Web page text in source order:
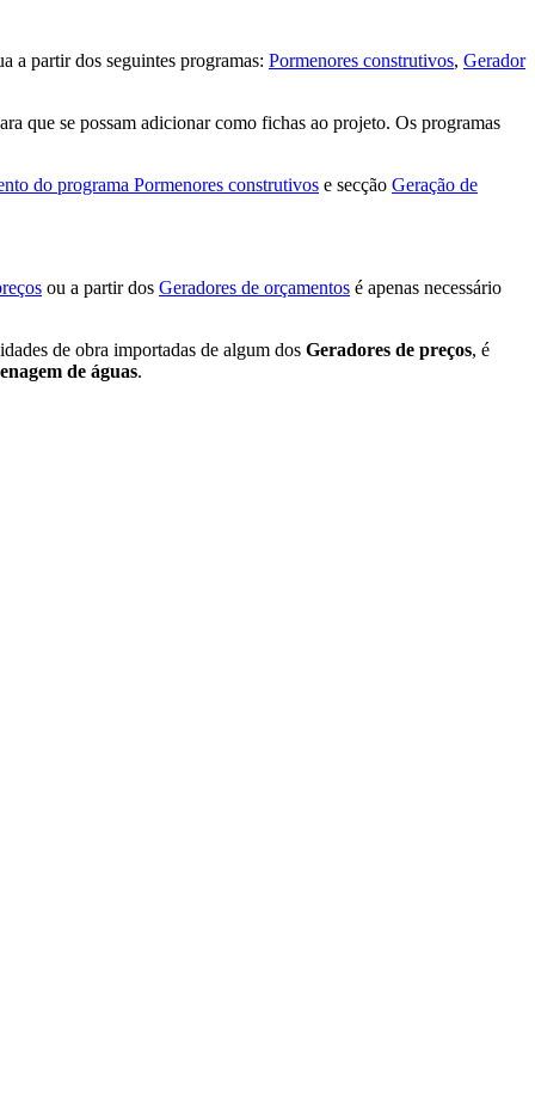
a partir dos seguintes programas: Pormenores construtivos, Gerador
que se possam adicionar como fichas ao projeto. Os programas
do programa Pormenores construtivos e secção Geração de
ou a partir dos Geradores de orçamentos é apenas necessário
de obra importadas de algum dos Geradores de preços, é
de águas.